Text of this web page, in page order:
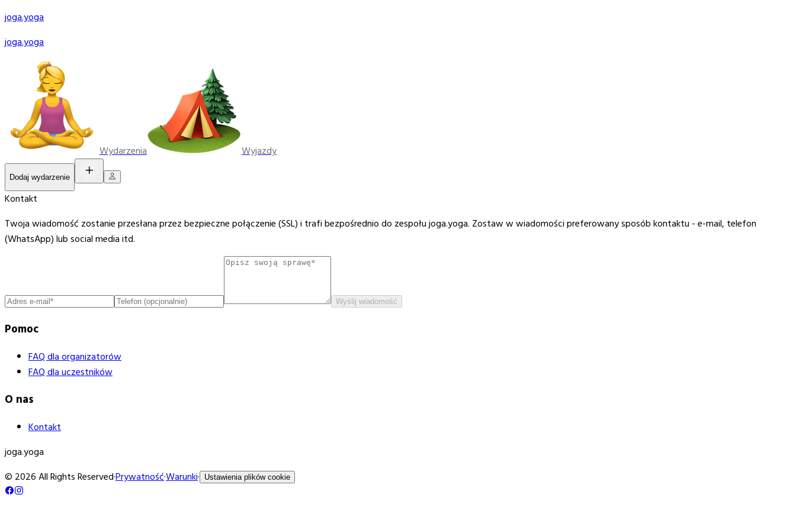
joga.yoga
joga.yoga
Wydarzenia Wyjazdy
Dodaj wydarzenie
Kontakt
Twoja wiadomość zostanie przesłana przez bezpieczne połączenie (SSL) i trafi bezpośrednio do zespołu joga.yoga. Zostaw w wiadomości preferowany sposób kontaktu - e-mail, telefon
(WhatsApp) lub social media itd.
Wyślij wiadomość
Pomoc
FAQ dla organizatorów
FAQ dla uczestników
O nas
Kontakt
joga.yoga
© 2026 All Rights Reserved·Prywatność·Warunki· Ustawienia plików cookie